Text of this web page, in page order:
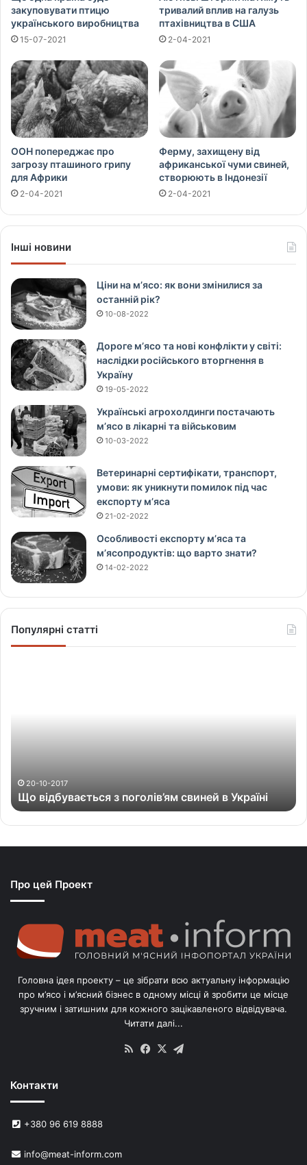
закуповувати птицю
українського виробництва
15-07-2021
тривалий вплив на галузь
птахівництва в США
2-04-2021
ООН попереджає про
загрозу пташиного грипу
для Африки
2-04-2021
Ферму, захищену від
африканської чуми свиней,
створюють в Індонезії
2-04-2021
Інші новини
Ціни на м’ясо: як вони змінилися за
останній рік?
10-08-2022
Дороге м’ясо та нові конфлікти у світі:
наслідки російського вторгнення в
Україну
19-05-2022
Українські агрохолдинги постачають
м’ясо в лікарні та військовим
10-03-2022
Ветеринарні сертифікати, транспорт,
умови: як уникнути помилок під час
експорту м’яса
21-02-2022
Особливості експорту м’яса та
м’ясопродуктів: що варто знати?
14-02-2022
Популярні статті
т
ь
п
о
е
й
У
р
20-10-2017
Що відбувається з поголів’ям свиней в Україні
Про цей Проект
Головна ідея проекту – це зібрати всю актуальну інформацію
про м’ясо і м’ясний бізнес в одному місці й зробити це місце
зручним і затишним для кожного зацікавленого відвідувача.
Читати далі...
RSS Facebook
X
Контакти
+380 96 619 8888
info@meat-inform.com